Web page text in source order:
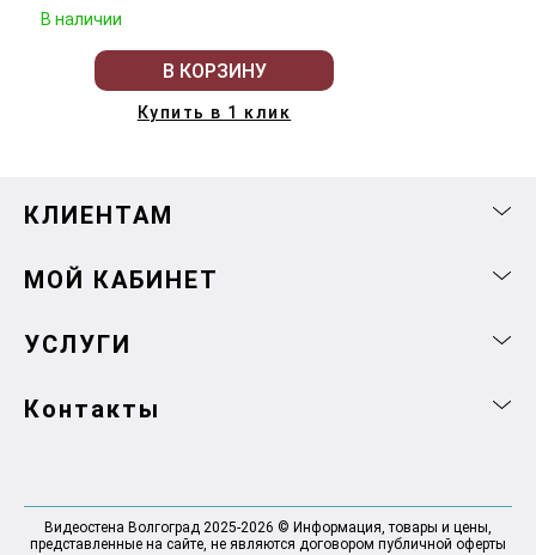
В наличии
В КОРЗИНУ
Купить в 1 клик
КЛИЕНТАМ
МОЙ КАБИНЕТ
УСЛУГИ
Контакты
Видеостена Волгоград 2025-2026 © Информация, товары и цены,
представленные на сайте, не являются договором публичной оферты